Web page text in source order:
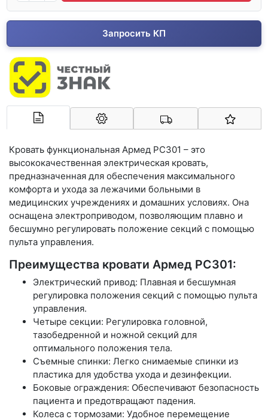
Запросить КП
Кровать функциональная Армед РС301 – это
высококачественная электрическая кровать,
предназначенная для обеспечения максимального
комфорта и ухода за лежачими больными в
медицинских учреждениях и домашних условиях. Она
оснащена электроприводом, позволяющим плавно и
бесшумно регулировать положение секций с помощью
пульта управления.
Преимущества кровати Армед РС301:
Электрический привод: Плавная и бесшумная
регулировка положения секций с помощью пульта
управления.
Четыре секции: Регулировка головной,
тазобедренной и ножной секций для
оптимального положения тела.
Съемные спинки: Легко снимаемые спинки из
пластика для удобства ухода и дезинфекции.
Боковые ограждения: Обеспечивают безопасность
пациента и предотвращают падения.
Колеса с тормозами: Удобное перемещение